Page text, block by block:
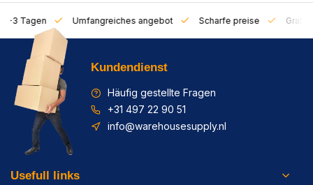
1-3 Tagen Umfangreiches angebot Scharfe preise Gratis
Kundendienst
Häufig gestellte Fragen
+31 497 22 90 51
info@warehousesupply.nl
Usefull links